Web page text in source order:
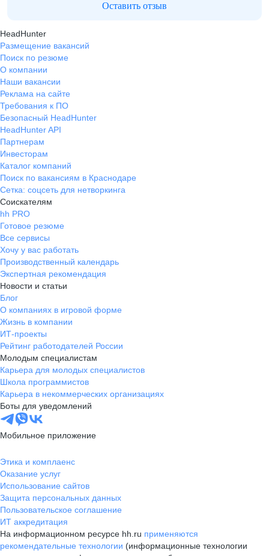
Оставить отзыв
HeadHunter
Размещение вакансий
Поиск по резюме
О компании
Наши вакансии
Реклама на сайте
Требования к ПО
Безопасный HeadHunter
HeadHunter API
Партнерам
Инвесторам
Каталог компаний
Поиск по вакансиям в Краснодаре
Сетка: соцсеть для нетворкинга
Соискателям
hh PRO
Готовое резюме
Все сервисы
Хочу у вас работать
Производственный календарь
Экспертная рекомендация
Новости и статьи
Блог
О компаниях в игровой форме
Жизнь в компании
ИТ-проекты
Рейтинг работодателей России
Молодым специалистам
Карьера для молодых специалистов
Школа программистов
Карьера в некоммерческих организациях
Боты для уведомлений
Мобильное приложение
Этика и комплаенс
Оказание услуг
Использование сайтов
Защита персональных данных
Пользовательское соглашение
ИТ аккредитация
На информационном ресурсе hh.ru применяются
рекомендательные технологии (информационные технологии